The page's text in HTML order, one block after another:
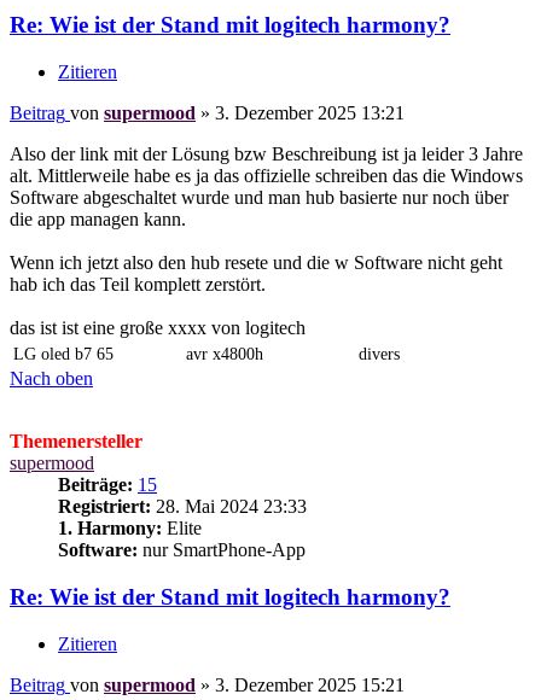
Re: Wie ist der Stand mit logitech harmony?
Zitieren
Beitrag von supermood » 3. Dezember 2025 13:21
Also der link mit der Lösung bzw Beschreibung ist ja leider 3 Jahre
alt. Mittlerweile habe es ja das offizielle schreiben das die Windows
Software abgeschaltet wurde und man hub basierte nur noch über
die app managen kann.
Wenn ich jetzt also den hub resete und die w Software nicht geht
hab ich das Teil komplett zerstört.
das ist ist eine große xxxx von logitech
LG oled b7 65 avr x4800h divers
Nach oben
Themenersteller
supermood
Beiträge: 15
Registriert: 28. Mai 2024 23:33
1. Harmony: Elite
Software: nur SmartPhone-App
Re: Wie ist der Stand mit logitech harmony?
Zitieren
Beitrag von supermood » 3. Dezember 2025 15:21